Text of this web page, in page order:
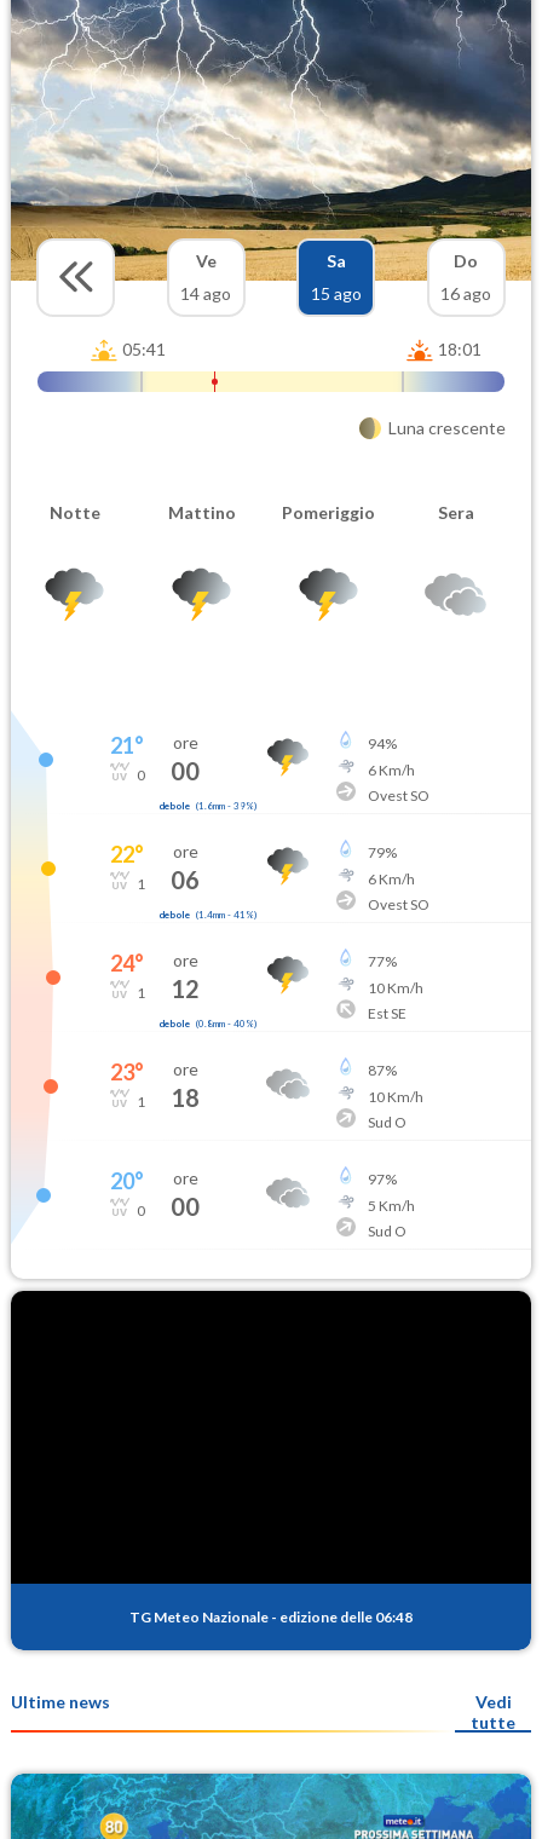
Ve
14 ago
Sa
15 ago
Do
16 ago
05:41 18:01
Luna crescente
Notte Mattino Pomeriggio Sera
21°
0
ore
00
debole (1.6mm- 39%)
94%
6Km/h
Ovest SO
22°
1
ore
06
debole (1.4mm- 41 %)
79%
6Km/h
Ovest SO
24°
1
ore
12
debole (0.8mm- 40 %)
77%
10Km/h
Est SE
23°
1
ore
18
87%
10Km/h
Sud O
20°
0
ore
00
97%
5 Km/h
Sud O
TG Meteo Nazionale - edizione delle 06:48
Ultime news
Vedi
tutte